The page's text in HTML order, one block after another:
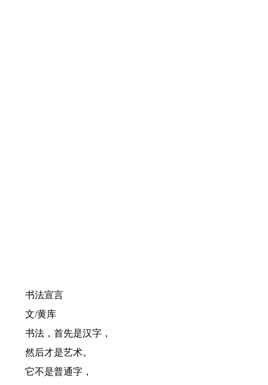
书法宣言
文/黄库
书法，首先是汉字，
然后才是艺术。
它不是普通字，